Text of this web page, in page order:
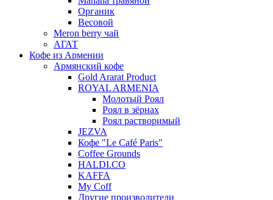
Органик
Весовой
Meron berry чай
АГАТ
Кофе из Армении
Армянский кофе
Gold Ararat Product
ROYAL ARMENIA
Молотый Роял
Роял в зёрнах
Роял растворимый
JEZVA
Кофе "Le Café Paris"
Coffee Grounds
HALDI.CO
KAFFA
My Coff
Другие производители